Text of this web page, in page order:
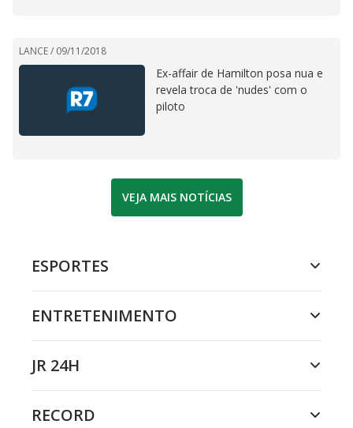
LANCE / 09/11/2018
Ex-affair de Hamilton posa nua e
revela troca de 'nudes' com o
piloto
VEJA MAIS NOTÍCIAS
ESPORTES
ENTRETENIMENTO
JR 24H
RECORD